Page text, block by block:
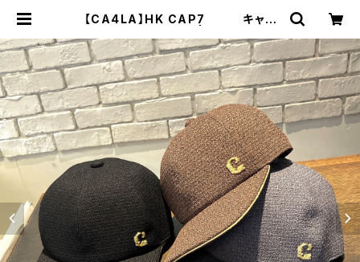
【CA4LA】HK CAP7 キャッ
門店SHAPPO（シャッポ）